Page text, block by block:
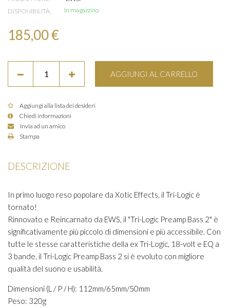
DISPONIBILITÀ:
In magazzino
185,00 €
AGGIUNGI AL CARRELLO
Aggiungi alla lista dei desideri
Chiedi informazioni
Invia ad un amico
Stampa
DESCRIZIONE
In primo luogo reso popolare da Xotic Effects, il Tri-Logic è
tornato!
Rinnovato e Reincarnato da EWS, il "Tri-Logic Preamp Bass 2" è
significativamente più piccolo di dimensioni e più accessibile. Con
tutte le stesse caratteristiche della ex Tri-Logic, 18-volt e EQ a
3 bande, il Tri-Logic Preamp Bass 2 si è evoluto con migliore
qualità del suono e usabilità.
Dimensioni (L / P / H): 112mm/65mm/50mm
Peso: 320g